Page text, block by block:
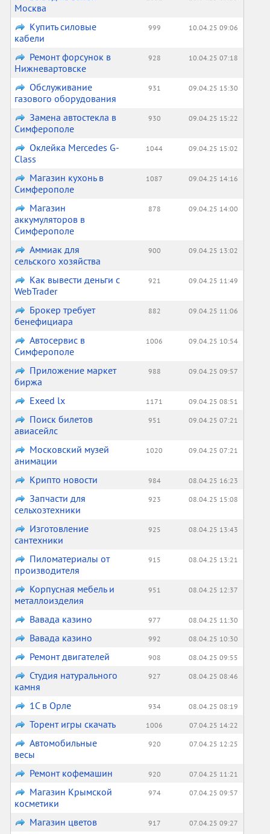
Москва
Купить силовые
кабели
999 10.04.25 09:06
Ремонт форсунок в
Нижневартовске
928 10.04.25 07:18
Обслуживание
газового оборудования
931 09.04.25 15:30
Замена автостекла в
Симферополе
930 09.04.25 15:22
Оклейка Mercedes G-
Class
1044 09.04.25 15:02
Магазин кухонь в
Симферополе
1087 09.04.25 14:16
Магазин
аккумуляторов в
Симферополе
878 09.04.25 14:00
Аммиак для
сельского хозяйства
900 09.04.25 13:02
Как вывести деньги с
WebTrader
921 09.04.25 11:49
Брокер требует
бенефициара
882 09.04.25 11:06
Автосервис в
Симферополе
1006 09.04.25 10:54
Приложение маркет
биржа
988 09.04.25 09:57
Exeed lx 1171 09.04.25 08:51
Поиск билетов
авиасейлс
951 09.04.25 07:21
Московский музей
анимации
1020 09.04.25 07:21
Крипто новости 984 08.04.25 16:23
Запчасти для
сельхозтехники
923 08.04.25 15:08
Изготовление
сантехники
925 08.04.25 13:43
Пиломатериалы от
производителя
915 08.04.25 13:21
Корпусная мебель и
металлоизделия
951 08.04.25 12:37
Вавада казино 977 08.04.25 11:30
Вавада казино 992 08.04.25 10:30
Ремонт двигателей 908 08.04.25 09:55
Студия натурального
камня
927 08.04.25 08:46
1С в Орле 934 08.04.25 08:19
Торент игры скачать 1006 07.04.25 14:22
Автомобильные
весы
920 07.04.25 12:25
Ремонт кофемашин 920 07.04.25 11:21
Магазин Крымской
косметики
974 07.04.25 09:57
Магазин цветов 917 07.04.25 09:27